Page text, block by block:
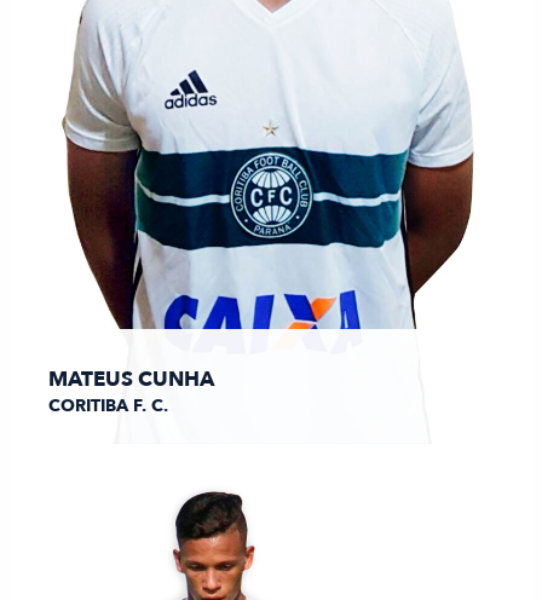
MATEUS CUNHA
CORITIBA F. C.